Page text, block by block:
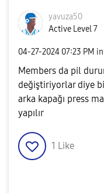
yavuza50
Active Level 7
‎04-27-2024 07:23 PM in
Members da pil
değiştiriyorlar diye
arka kapağı press
yapılır
1 Like